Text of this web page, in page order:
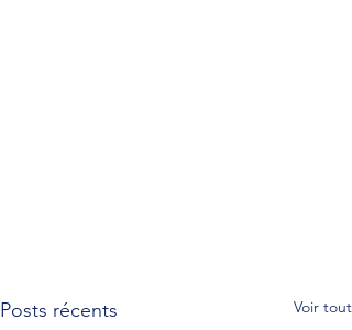
Posts récents Voir tout